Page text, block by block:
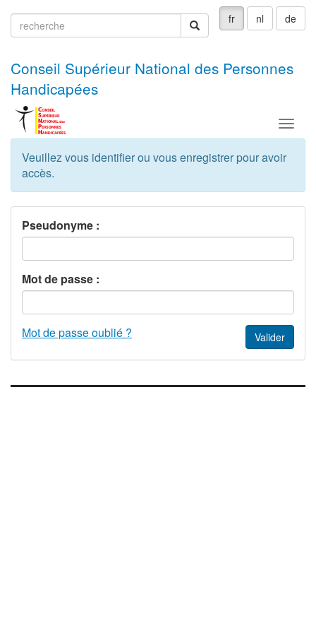
fr nl de
recherche
Conseil Supérieur National des Personnes
Handicapées
Menu
Veuillez vous identifier ou vous enregistrer pour avoir
accès.
Pseudonyme :
Mot de passe :
Mot de passe oublié ?